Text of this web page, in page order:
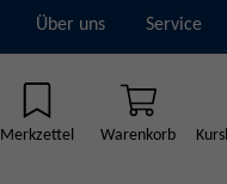
Über uns Service
Merkzettel Warenkorb